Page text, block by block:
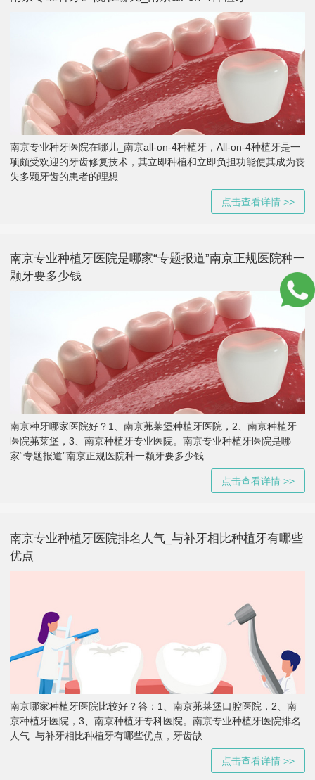
南京专业种牙医院在哪儿_南京all-on-4种植牙，All-on-4种植牙是一
项颇受欢迎的牙齿修复技术，其立即种植和立即负担功能使其成为丧
失多颗牙齿的患者的理想
点击查看详情 >>
南京专业种植牙医院是哪家“专题报道”南京正规医院种一
颗牙要多少钱
南京种牙哪家医院好？1、南京茀莱堡种植牙医院，2、南京种植牙
医院茀莱堡，3、南京种植牙专业医院。南京专业种植牙医院是哪
家“专题报道”南京正规医院种一颗牙要多少钱
点击查看详情 >>
南京专业种植牙医院排名人气_与补牙相比种植牙有哪些
优点
南京哪家种植牙医院比较好？答：1、南京茀莱堡口腔医院，2、南
京种植牙医院，3、南京种植牙专科医院。南京专业种植牙医院排名
人气_与补牙相比种植牙有哪些优点，牙齿缺
点击查看详情 >>